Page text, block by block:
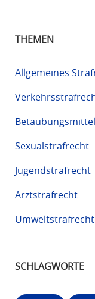
THEMEN
Allgemeines
Sexualstrafrecht
Jugendstrafrecht
Arztstrafrecht
Umweltstrafrecht
SCHLAGWORTE